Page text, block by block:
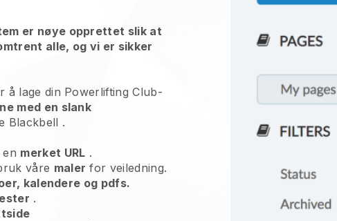
er nøye opprettet slik at
alle, og vi er sikker
å lage din Powerlifting Club-
med en slank
Blackbell .
en merket URL .
våre maler for veiledning.
kalendere og pdfs.
.